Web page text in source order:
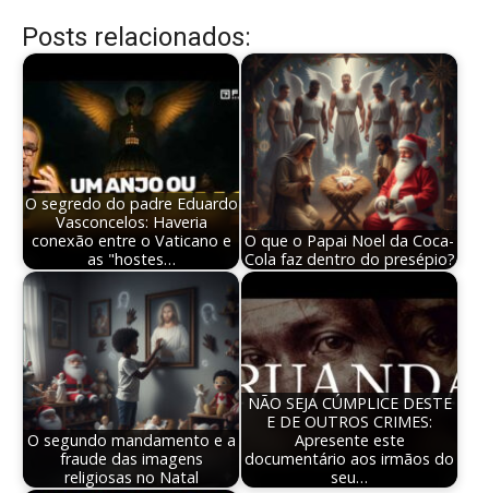
Posts relacionados:
O segredo do padre Eduardo
Vasconcelos: Haveria
conexão entre o Vaticano e
as "hostes…
O que o Papai Noel da Coca-
Cola faz dentro do presépio?
O segundo mandamento e a
fraude das imagens
religiosas no Natal
NÃO SEJA CÚMPLICE DESTE
E DE OUTROS CRIMES:
Apresente este
documentário aos irmãos do
seu…